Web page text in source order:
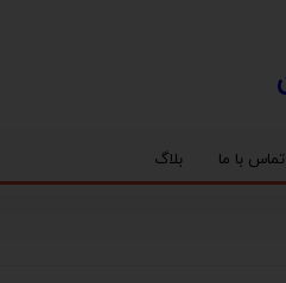
تماس با ما بلاگ